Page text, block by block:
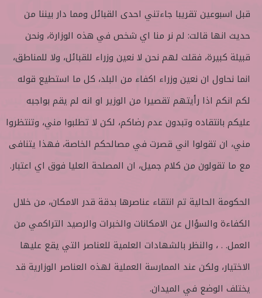
قبل اسبوعين تقريبا جاءتني احدى القبائل ومما دار بيننا من
حديث انها قالت: لم نر منا اي شخص في هذه الوزارة، ونحن
قبيلة كبيرة، فقلت لهم نحن لا نعين وزراء للقبائل، ولا للمناطق،
انما نحاول ان نعين وزراء اكفاء من البلد، كل ما استطيع قوله
لكم انكم اذا رأيتهم تقصيرا من الوزير او انه لم يقم بواجبه
عليكم بانتقاده وتبدون عدم رضاكم، لكن لا تطلبوا مني، وتنتظروا
مني، ان تقولوا اني قصرت في مصالحكم الخاصة، فهذا يتنافى
مع ما تقولون من كلام جميل، ان المصلحة العليا فوق اي اعتبار.
الحكومة الحالية تم انتقاء عناصرها بدقة قدر الامكان، من خلال
الكفاءة والسؤال عن الامكانات والخبرات والرصيد التراكمي من
العمل. . ، والنظر بالشهادات العلمية للعناصر التي يقع عليها
الاختيار، ولكن عند الممارسة العملية لهذه العناصر الوزارية قد
يختلف الوضع في الميدان.